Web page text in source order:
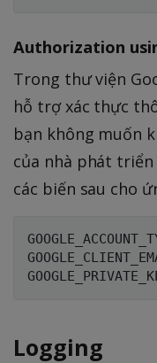
Authorization
Trong thư viện
hỗ trợ xác thực
bạn không muốn
của nhà phát triển
các biến sau cho
Logging